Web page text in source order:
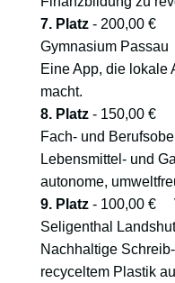
7. Platz - 200,00 €
Gymnasium Passau
Eine App, die lokale
macht.
8. Platz - 150,00 €
Fach- und
Lebensmittel- und
autonome,
9. Platz - 100,00 €
Seligenthal
Nachhaltige
recyceltem Plastik